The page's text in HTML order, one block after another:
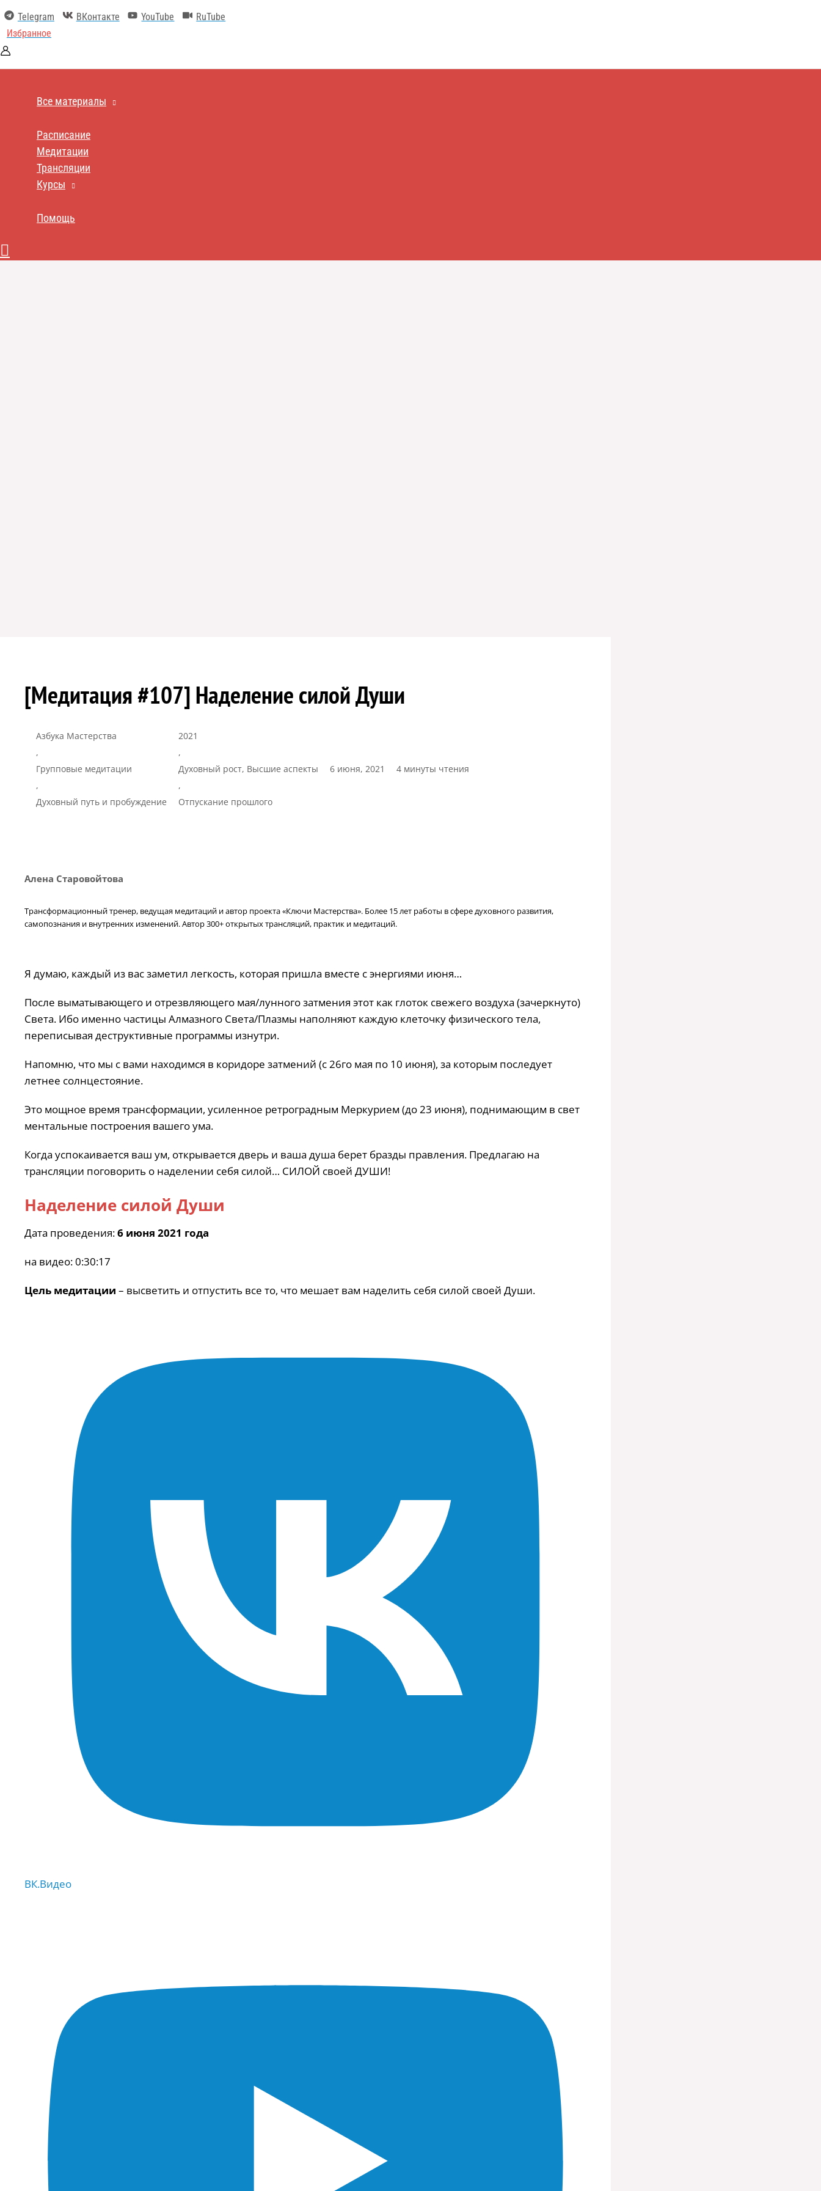
содержимому
Telegram ВКонтакте YouTube
RuTube
Избранное
Все материалы
Расписание
Медитации
Трансляции
Курсы
Помощь
Поиск
[Медитация #107] Наделение силой Души
Азбука Мастерства
,
Групповые медитации
,
Духовный путь и пробуждение
2021
,
Духовный рост, Высшие аспекты
,
Отпускание прошлого
6 июня, 2021 4 минуты чтения
Алена Старовойтова
Трансформационный тренер, ведущая медитаций и автор проекта «Ключи Мастерства». Более 15 лет работы в сфере духовного развития,
самопознания и внутренних изменений. Автор 300+ открытых трансляций, практик и медитаций.
Я думаю, каждый из вас заметил легкость, которая пришла вместе с энергиями июня…
После выматывающего и отрезвляющего мая/лунного затмения этот как глоток свежего воздуха (зачеркнуто)
Света. Ибо именно частицы Алмазного Света/Плазмы наполняют каждую клеточку физического тела,
переписывая деструктивные программы изнутри.
Напомню, что мы с вами находимся в коридоре затмений (с 26го мая по 10 июня), за которым последует
летнее солнцестояние.
Это мощное время трансформации, усиленное ретроградным Меркурием (до 23 июня), поднимающим в свет
ментальные построения вашего ума.
Когда успокаивается ваш ум, открывается дверь и ваша душа берет бразды правления. Предлагаю на
трансляции поговорить о наделении себя силой… СИЛОЙ своей ДУШИ!
Наделение силой Души
Дата проведения:6 июня 2021 года
на видео: 0:30:17
Цель медитации – высветить и отпустить все то, что мешает вам наделить себя силой своей Души.
ВК.Видео